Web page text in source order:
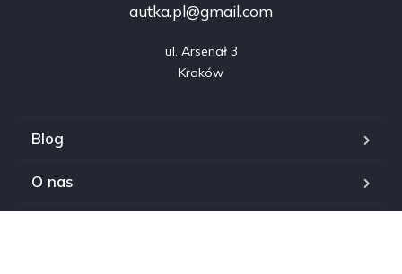
autka.pl@gmail.com
ul. Arsenał 3
Kraków
Blog
O nas